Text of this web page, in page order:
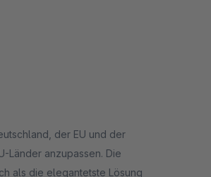
der EU und der
Länder anzupassen. Die
als die elegantetste Lösung